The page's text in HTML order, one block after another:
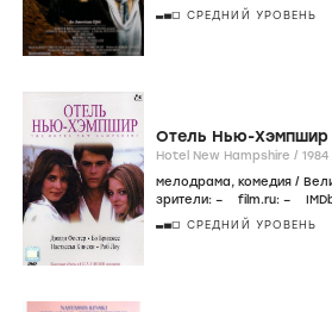
СРЕДНИЙ УРОВЕНЬ
Отель Hью-Хэмпшир
Hotel New Hampshire / 1984
мелодрама, комедия /
зрители: – film.ru: –
СРЕДНИЙ УРОВЕНЬ